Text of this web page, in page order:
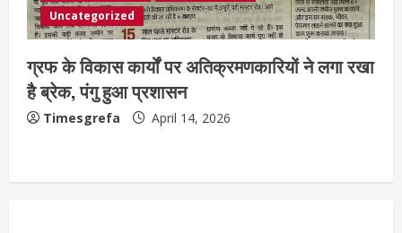
Uncategorized
ग्रफ के विकास कार्यों पर अतिक्रमणकारियों ने लगा रखा
है ब्रेक, पंगु हुआ प्रशासन
Timesgrefa April 14, 2026